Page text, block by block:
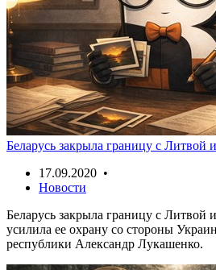
Беларусь закрыла границу с Литвой
17.09.2020 •
Новости
Беларусь закрыла границу с Литвой
усилила ее охрану со стороны
республики Александр Лукашенко.